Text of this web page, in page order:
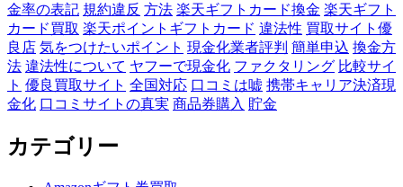
金率の表記 規約違反 方法 楽天ギフトカード換金 楽天ギフト
カード買取 楽天ポイントギフトカード 違法性 買取サイト優
良店 気をつけたいポイント 現金化業者評判 簡単申込 換金方
法 違法性について ヤフーで現金化 ファクタリング 比較サイ
ト 優良買取サイト 全国対応 口コミは嘘 携帯キャリア決済現
金化 口コミサイトの真実 商品券購入 貯金
カテゴリー